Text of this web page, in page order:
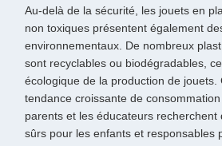
Au-delà de la sécurité, les jouets en
non toxiques présentent également
environnementaux. De nombreux
sont recyclables ou biodégradables,
écologique de la production de jouets.
tendance croissante de
parents et les éducateurs recherchent
sûrs pour les enfants et responsables